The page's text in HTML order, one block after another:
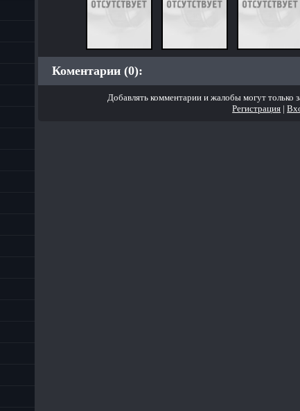
Коментарии (0):
Добавлять комментарии и жалобы могут только
Регистрация |